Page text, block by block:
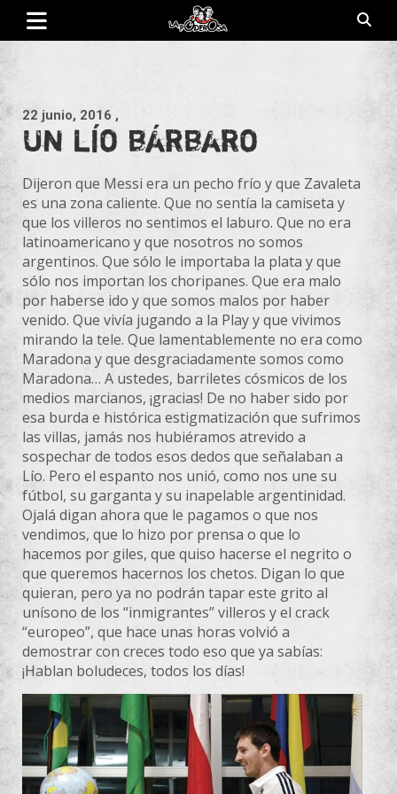
Saltar
contenido
La Poderosa
22 junio, 2016 ,
Un lío bárbaro
Dijeron que Messi era un pecho frío y que Zavaleta
es una zona caliente. Que no sentía la camiseta y
que los villeros no sentimos el laburo. Que no era
latinoamericano y que nosotros no somos
argentinos. Que sólo le importaba la plata y que
sólo nos importan los choripanes. Que era malo
por haberse ido y que somos malos por haber
venido. Que vivía jugando a la Play y que vivimos
mirando la tele. Que lamentablemente no era como
Maradona y que desgraciadamente somos como
Maradona… A ustedes, barriletes cósmicos de los
medios marcianos, ¡gracias! De no haber sido por
esa burda e histórica estigmatización que sufrimos
las villas, jamás nos hubiéramos atrevido a
sospechar de todos esos dedos que señalaban a
Lío. Pero el espanto nos unió, como nos une su
fútbol, su garganta y su inapelable argentinidad.
Ojalá digan ahora que le pagamos o que nos
vendimos, que lo hizo por prensa o que lo
hacemos por giles, que quiso hacerse el negrito o
que queremos hacernos los chetos. Digan lo que
quieran, pero ya no podrán tapar este grito al
unísono de los “inmigrantes” villeros y el crack
“europeo”, que hace unas horas volvió a
demostrar con creces todo eso que ya sabías:
¡Hablan boludeces, todos los días!